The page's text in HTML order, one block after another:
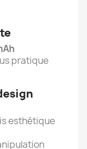
pratique
esthétique